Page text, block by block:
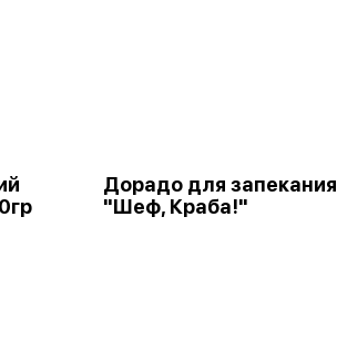
Дорадо для запекания
"Шеф, Краба!"